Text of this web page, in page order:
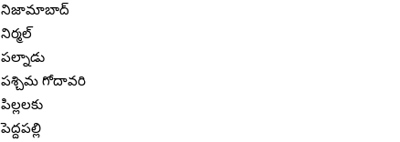
నిజామాబాద్
నిర్మల్
పల్నాడు
పశ్చిమ గోదావరి
పిల్లలకు
పెద్దపల్లి